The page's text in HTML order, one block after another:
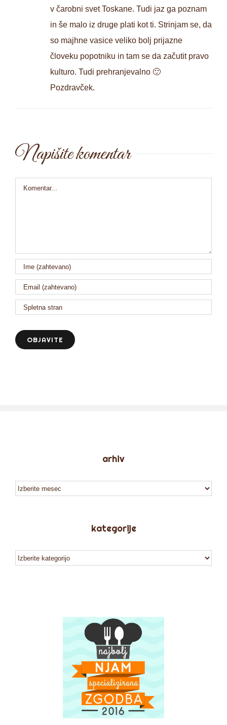
v čarobni svet Toskane. Tudi jaz ga poznam
in še malo iz druge plati kot ti. Strinjam se, da
so majhne vasice veliko bolj prijazne
človeku popotniku in tam se da začutit pravo
kulturo. Tudi prehranjevalno 🙂
Pozdravček.
Napišite komentar
Comment
arhiv
arhiv
kategorije
kategorije